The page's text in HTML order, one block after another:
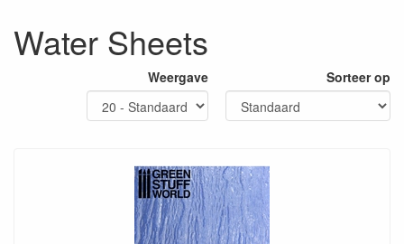
Water Sheets
Weergave Sorteer op